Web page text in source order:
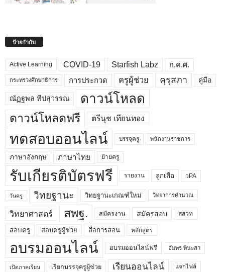
ป้ายกำกับ
Active Learning COVID-19 Starfish Labz ก.ค.ศ.
กระทรวงศึกษาธิการ การประกวด ครูผู้ช่วย คุรุสภา คู่มือ
ณัฏฐพล ทีปสุวรรณ ดาวน์โหลด
ดาวน์โหลดฟรี ตรีนุช เทียนทอง
ทดสอบออนไลน์ บรรจุครู พนักงานราชการ
ภาษาอังกฤษ ภาษาไทย ย้ายครู
รับเกียรติบัตรฟรี รายงาน ลูกเสือ วPA
วันครู วิทยฐานะ วิทยฐานะเกณฑ์ใหม่ วิทยาการคำนวณ
วิทยาศาสตร์ สพฐ. สมัครงาน สมัครสอบ สสวท
สอบครู สอบครูผู้ช่วย สื่อการสอน หลักสูตร
อบรมออนไลน์ อบรมออนไลน์ฟรี อัมพร พินะสา
เปิดภาคเรียน เรียกบรรจุครูผู้ช่วย เรียนออนไลน์ แจกไฟล์